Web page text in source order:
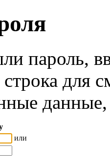
пароль,
для
или